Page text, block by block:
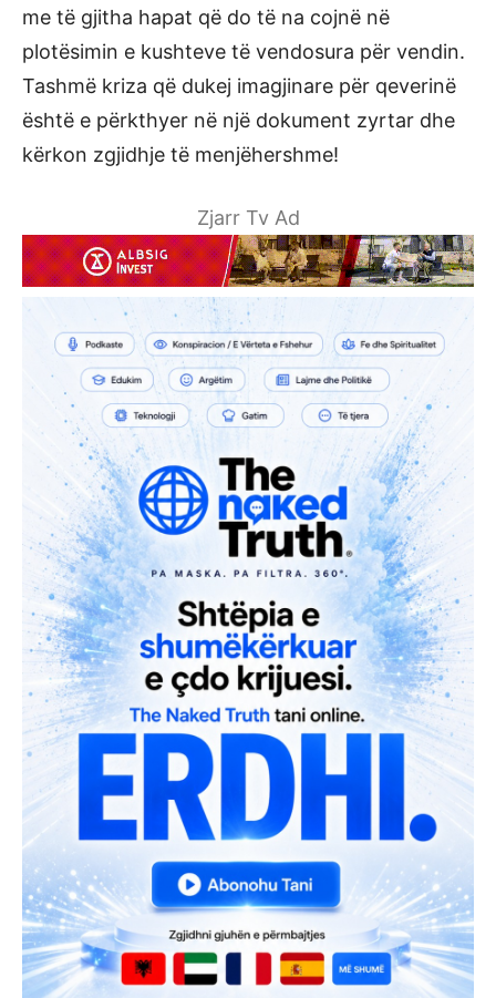
me të gjitha hapat që do të na cojnë në
plotësimin e kushteve të vendosura për vendin.
Tashmë kriza që dukej imagjinare për qeverinë
është e përkthyer në një dokument zyrtar dhe
kërkon zgjidhje të menjëhershme!
Zjarr Tv Ad